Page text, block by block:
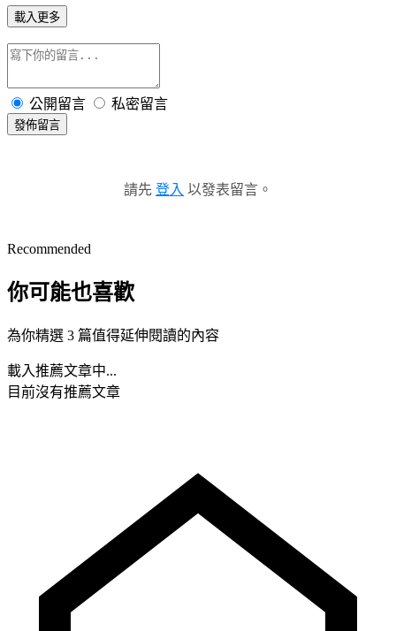
載入更多
公開留言 私密留言
發佈留言
請先 登入 以發表留言。
Recommended
你可能也喜歡
為你精選 3 篇值得延伸閱讀的內容
載入推薦文章中...
目前沒有推薦文章